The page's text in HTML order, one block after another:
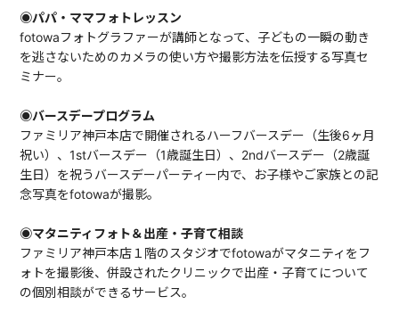
◉パパ・ママフォトレッスン
fotowaフォトグラファーが講師となって、子どもの一瞬の動き
を逃さないためのカメラの使い方や撮影方法を伝授する写真セ
ミナー。
◉バースデープログラム
ファミリア神戸本店で開催されるハーフバースデー（生後6ヶ月
祝い）、1stバースデー（1歳誕生日）、2ndバースデー（2歳誕
生日）を祝うバースデーパーティー内で、お子様やご家族との記
念写真をfotowaが撮影。
◉マタニティフォト＆出産・子育て相談
ファミリア神戸本店１階のスタジオでfotowaがマタニティをフ
ォトを撮影後、併設されたクリニックで出産・子育てについて
の個別相談ができるサービス。